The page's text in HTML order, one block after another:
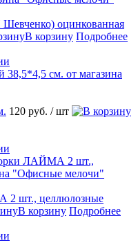
оцинкованная
В корзину Подробнее
120 руб. / шт
2 шт., целлюлозные
В корзину Подробнее